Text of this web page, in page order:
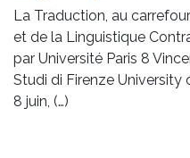
La Traduction, au
et de la Linguistique
par Université Paris 8
Studi di Firenze University
8 juin, (…)